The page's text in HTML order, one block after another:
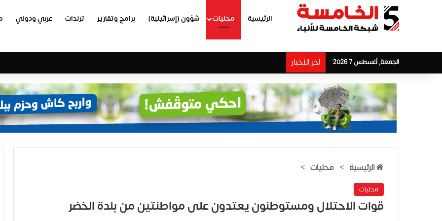
الرئيسية محليات شؤون (إسرائيلية) برامج وتقارير ترندات عربي ودولي
الجمعة, أغسطس 7 2026 آخر الأخبار
الرئيسية > محليات >
محليات
قوات الاحتلال ومستوطنون يعتدون على مواطنتين من بلدة الخضر